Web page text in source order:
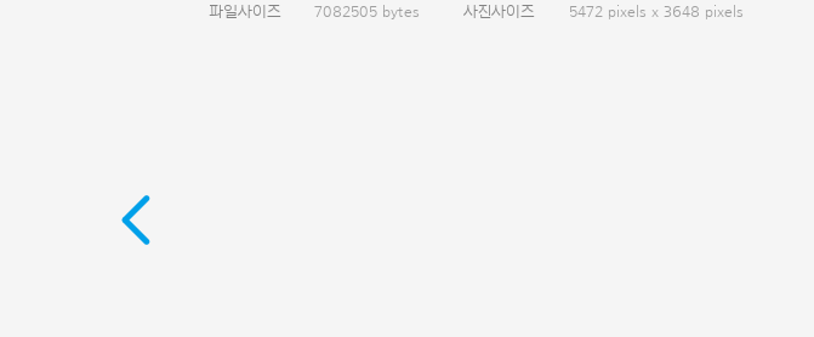
파일사이즈
7082505 bytes 사진사이즈 5472 pixels x 3648 pixels